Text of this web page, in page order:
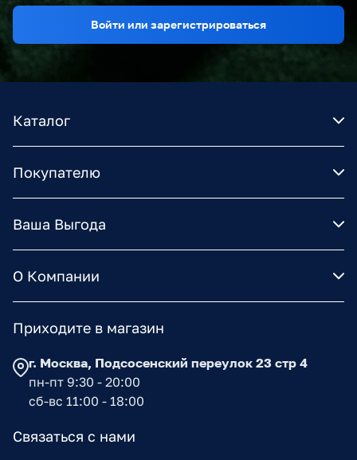
Войти или зарегистрироваться
Каталог
Покупателю
Ваша Выгода
О Компании
Приходите в магазин
г. Москва, Подсосенский переулок 23 стр 4
пн-пт 9:30 - 20:00
сб-вс 11:00 - 18:00
Связаться с нами